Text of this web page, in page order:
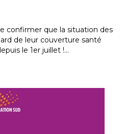
confirmer que la situation des
de leur couverture santé
le 1er juillet !…